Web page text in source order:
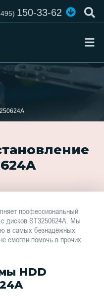
150-33-62
профессиональный
дисков ST3250624A. Мы
в самых безнадёжных
смогли помочь в прочих
HDD